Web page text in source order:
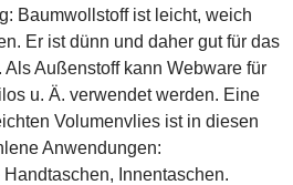
Baumwollstoff ist leicht, weich
Er ist dünn und daher gut für das
Außenstoff kann Webware für
u. Ä. verwendet werden. Eine
Volumenvlies ist in diesen
Anwendungen:
Innentaschen.